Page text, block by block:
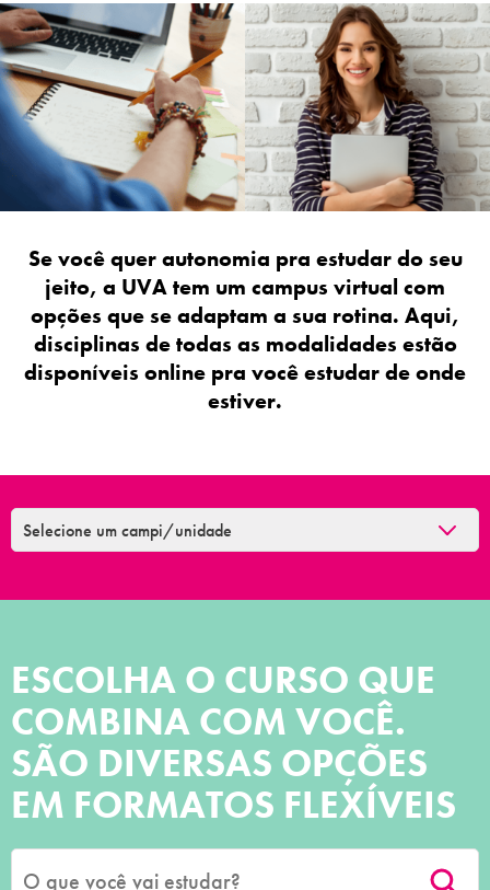
Se você quer autonomia pra estudar do seu
jeito, a UVA tem um campus virtual com
opções que se adaptam a sua rotina. Aqui,
disciplinas de todas as modalidades estão
disponíveis online pra você estudar de onde
estiver.
ESCOLHA O CURSO QUE
COMBINA COM VOCÊ.
SÃO DIVERSAS OPÇÕES
EM FORMATOS FLEXÍVEIS